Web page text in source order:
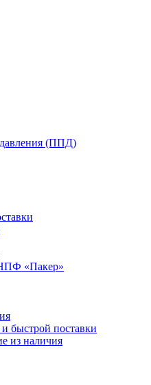
(ППД)
быстрой поставки